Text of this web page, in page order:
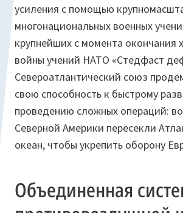
усиления с помощью
многонациональных военных
крупнейших с момента окончания
войны учений НАТО «Стедфаст
Североатлантический союз
свою способность к быстрому
проведению сложных операций:
Северной Америки пересекли
океан, чтобы укрепить оборону
Объединенная